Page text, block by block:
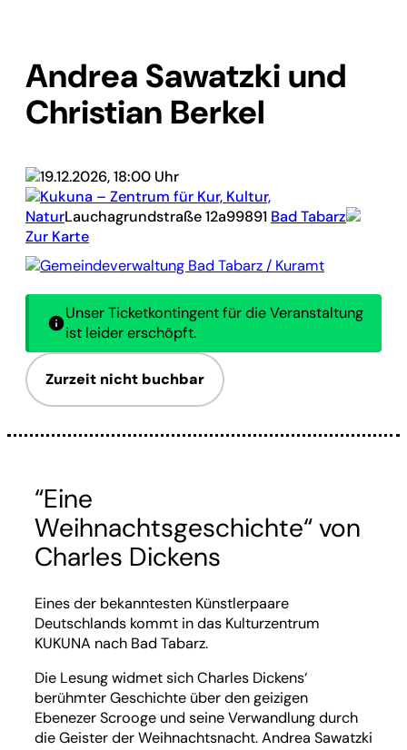
Andrea Sawatzki und
Christian Berkel
19.12.2026, 18:00 Uhr
Kukuna – Zentrum für Kur, Kultur,
NaturLauchagrundstraße 12a99891 Bad Tabarz
Zur Karte
Gemeindeverwaltung Bad Tabarz / Kuramt
Unser Ticketkontingent für die Veranstaltung
ist leider erschöpft.
Zurzeit nicht buchbar
“Eine
Weihnachtsgeschichte“ von
Charles Dickens
Eines der bekanntesten Künstlerpaare
Deutschlands kommt in das Kulturzentrum
KUKUNA nach Bad Tabarz.
Die Lesung widmet sich Charles Dickens‘
berühmter Geschichte über den geizigen
Ebenezer Scrooge und seine Verwandlung durch
die Geister der Weihnachtsnacht. Andrea Sawatzki